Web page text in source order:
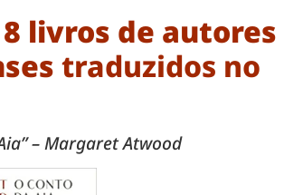
livros de autores
traduzidos no
– Margaret Atwood